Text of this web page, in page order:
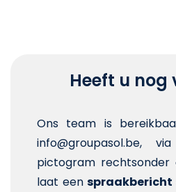
Heeft u nog
Ons team is
info@groupasol.be, via
pictogram
laat een spraakbericht